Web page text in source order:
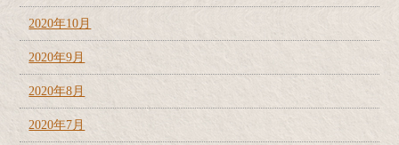
2020年10月
2020年9月
2020年8月
2020年7月